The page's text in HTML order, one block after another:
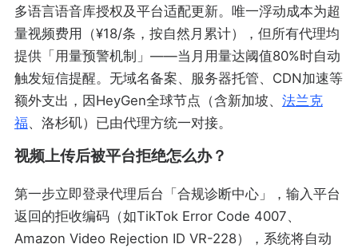
多语言语音库授权及平台适配更新。唯一浮动成本为超
量视频费用（¥18/条，按自然月累计），但所有代理均
提供「用量预警机制」——当月用量达阈值80%时自动
触发短信提醒。无域名备案、服务器托管、CDN加速等
额外支出，因HeyGen全球节点（含新加坡、 法兰克
福、洛杉矶）已由代理方统一对接。
视频上传后被平台拒绝怎么办？
第一步立即登录代理后台「合规诊断中心」，输入平台
返回的拒收编码（如TikTok Error Code 4007、
Amazon Video Rejection ID VR-228），系统将自动